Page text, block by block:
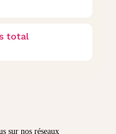
total
sur nos réseaux